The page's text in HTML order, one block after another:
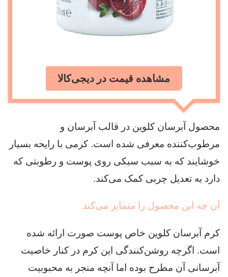
مشاهده قیمت در دیجی‌کالا
محصول آبرسان کلوین در قالب آبرسان و
مرطوب‌کننده معرفی شده است. کرمی با رایحه بسیار
خوشایند که به سبب سبکی روی پوست و رطوبتی که
دارد به تعدیل چربی کمک می‌کند.
آن چه این محصول را متمایز می‌کند
کرم آبرسان کلوین خاص پوست صورت ارائه شده
است. اگرچه روشن‌کنندگی این کرم در کنار خاصیت
آبرسانی آن مطرح بوده اما آنچه منجر به محبوبیت